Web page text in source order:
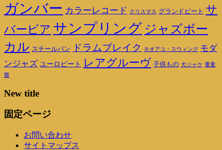
ガンバー カラーレコード クリスマス グランドビート サ
バービア サンプリング ジャズボー
カル スチールパン ドラムブレイク ネオアコ・スウィング モダ
ンジャズ ユーロビート レアグルーヴ 子供もの 犬ジャケ 重量
盤
New title
固定ページ
お問い合わせ
サイトマップス